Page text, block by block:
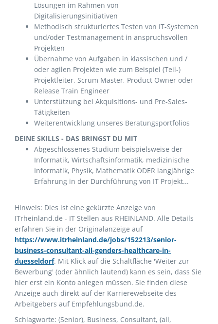
Lösungen im Rahmen von
Digitalisierungsinitiativen
Methodisch strukturiertes Testen von IT-Systemen
und/oder Testmanagement in anspruchsvollen
Projekten
Übernahme von Aufgaben in klassischen und /
oder agilen Projekten wie zum Beispiel (Teil-)
Projektleiter, Scrum Master, Product Owner oder
Release Train Engineer
Unterstützung bei Akquisitions- und Pre-Sales-
Tätigkeiten
Weiterentwicklung unseres Beratungsportfolios
DEINE SKILLS - DAS BRINGST DU MIT
Abgeschlossenes Studium beispielsweise der
Informatik, Wirtschaftsinformatik, medizinische
Informatik, Physik, Mathematik ODER langjährige
Erfahrung in der Durchführung von IT Projekt...
Hinweis: Dies ist eine gekürzte Anzeige von
ITrheinland.de - IT Stellen aus RHEINLAND. Alle Details
erfahren Sie in der Originalanzeige auf
https://www.itrheinland.de/jobs/152213/senior-
business-consultant-all-genders-healthcare-in-
duesseldorf. Mit Klick auf die Schaltfläche 'Weiter zur
Bewerbung' (oder ähnlich lautend) kann es sein, dass Sie
hier erst ein Konto anlegen müssen. Sie finden diese
Anzeige auch direkt auf der Karrierewebseite des
Arbeitgebers auf Empfehlungsbund.de.
Schlagworte: (Senior), Business, Consultant, (all,